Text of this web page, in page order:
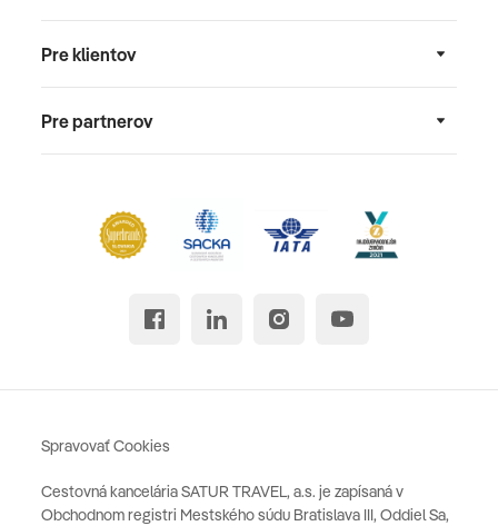
Pre klientov
Pre partnerov
Cestovná kancelária SATUR TRAVEL, a.s. je zapísaná v
Obchodnom registri Mestského súdu Bratislava III, Oddiel Sa,
Spravovať Cookies